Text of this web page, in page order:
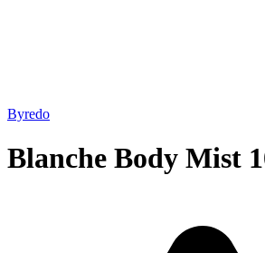
Byredo
Blanche Body Mist